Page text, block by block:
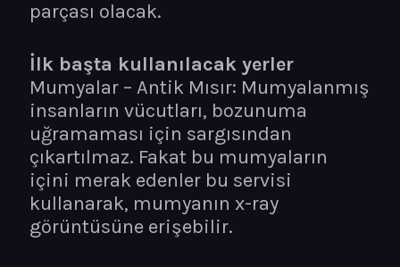
parçası olacak.
İlk başta kullanılacak yerler
Mumyalar – Antik Mısır: Mumyalanmış
insanların vücutları, bozunuma
uğramaması için sargısından
çıkartılmaz. Fakat bu mumyaların
içini merak edenler bu servisi
kullanarak, mumyanın x-ray
görüntüsüne erişebilir.